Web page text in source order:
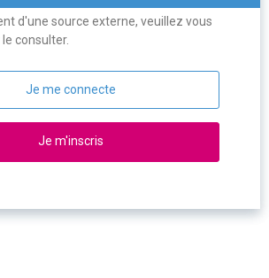
d'une source externe, veuillez vous
consulter.
Je me connecte
Je m'inscris